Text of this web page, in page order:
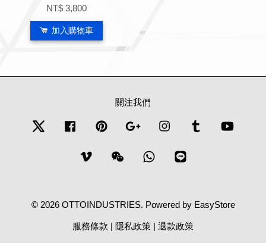
NT$ 3,800
加入購物車
關注我們
Twitter Facebook Pinterest Google Instagram Tumblr
Vimeo Wechat Whatsapp
© 2026 OTTOINDUSTRIES. Powered by EasyStore
服務條款 | 隱私政策 | 退款政策